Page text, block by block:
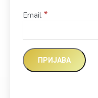
Email *